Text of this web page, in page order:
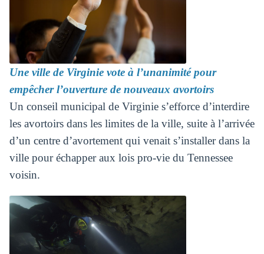
Une ville de Virginie vote à l’unanimité pour
empêcher l’ouverture de nouveaux avortoirs
Un conseil municipal de Virginie s’efforce d’interdire
les avortoirs dans les limites de la ville, suite à l’arrivée
d’un centre d’avortement qui venait s’installer dans la
ville pour échapper aux lois pro-vie du Tennessee
voisin.